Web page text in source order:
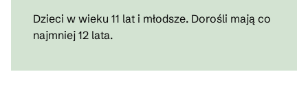
Dzieci w wieku 11 lat i młodsze. Dorośli mają co
najmniej 12 lata.